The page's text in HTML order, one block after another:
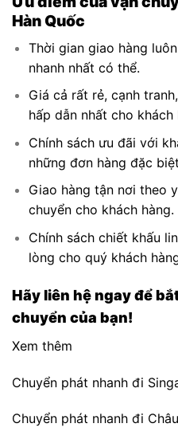
Hàn Quốc
Thời gian giao hàng
nhanh nhất có thể.
Giá cả rất rẻ, cạnh
hấp dẫn nhất cho khách
Chính sách ưu đãi với
những đơn hàng đặc
Giao hàng tận nơi theo
chuyển cho khách hàng.
Chính sách chiết khấu
lòng cho quý khách
Hãy liên hệ ngay để
chuyển của bạn!
Xem thêm
Chuyển phát nhanh đi
Chuyển phát nhanh đi